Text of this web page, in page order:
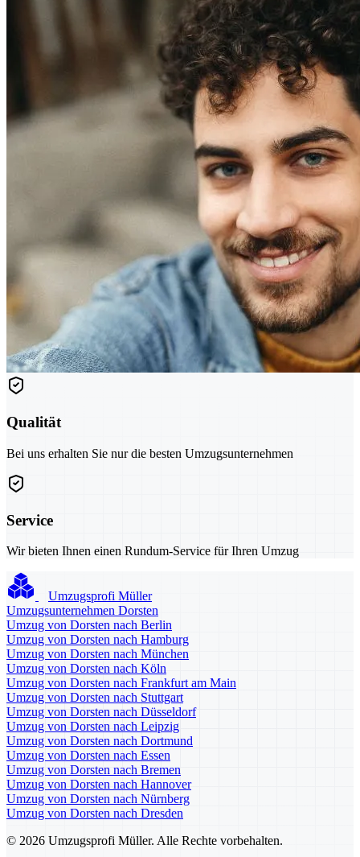
Qualität
Bei uns erhalten Sie nur die besten Umzugsunternehmen
Service
Wir bieten Ihnen einen Rundum-Service für Ihren Umzug
Umzugsprofi Müller
Umzugsunternehmen Dorsten
Umzug von Dorsten nach Berlin
Umzug von Dorsten nach Hamburg
Umzug von Dorsten nach München
Umzug von Dorsten nach Köln
Umzug von Dorsten nach Frankfurt am Main
Umzug von Dorsten nach Stuttgart
Umzug von Dorsten nach Düsseldorf
Umzug von Dorsten nach Leipzig
Umzug von Dorsten nach Dortmund
Umzug von Dorsten nach Essen
Umzug von Dorsten nach Bremen
Umzug von Dorsten nach Hannover
Umzug von Dorsten nach Nürnberg
Umzug von Dorsten nach Dresden
© 2026 Umzugsprofi Müller. Alle Rechte vorbehalten.